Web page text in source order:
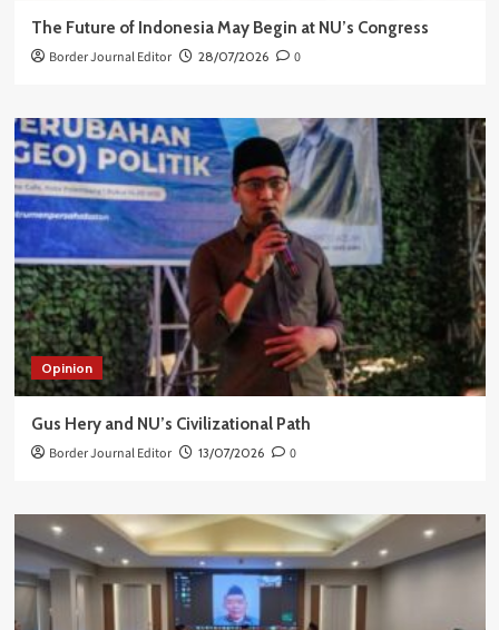
The Future of Indonesia May Begin at NU’s Congress
Border Journal Editor 28/07/2026 0
Opinion
Gus Hery and NU’s Civilizational Path
Border Journal Editor 13/07/2026 0